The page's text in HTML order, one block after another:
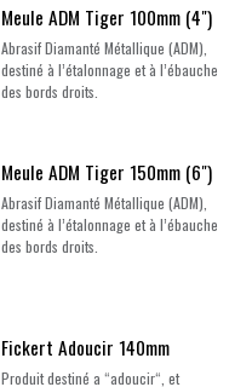
Meule ADM Tiger 100mm (4")
Abrasif Diamanté Métallique (ADM),
destiné à l’étalonnage et à l’ébauche
des bords droits.
Meule ADM Tiger 150mm (6")
Abrasif Diamanté Métallique (ADM),
destiné à l’étalonnage et à l’ébauche
des bords droits.
Fickert Adoucir 140mm
Produit destiné a “adoucir“, et